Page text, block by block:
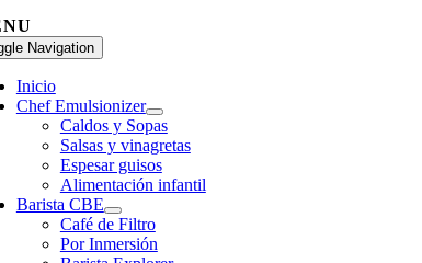
Navigation
Inicio
Chef Emulsionizer
Caldos y Sopas
Salsas y vinagretas
Espesar guisos
Alimentación infantil
Barista CBE
Café de Filtro
Por Inmersión